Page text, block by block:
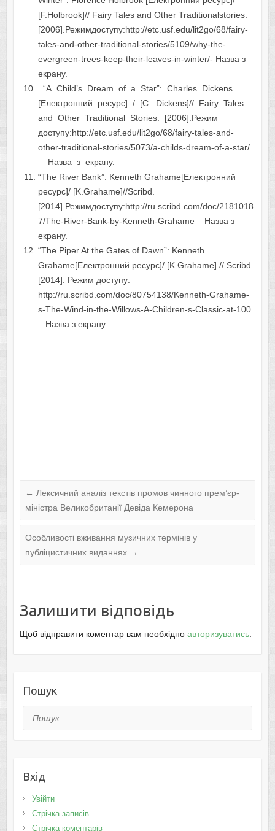
[F.Holbrook]// Fairy Tales and Other Traditionalstories.
[2006].Режимдоступу:http://etc.usf.edu/lit2go/68/fairy-
tales-and-other-traditional-stories/5109/why-the-
evergreen-trees-keep-their-leaves-in-winter/- Назва з
екрану.
“A Child’s Dream of a Star”: Charles Dickens
[Електронний ресурс] / [С. Dickens]// Fairy Tales
and Other Traditional Stories. [2006].Режим
доступу:http://etc.usf.edu/lit2go/68/fairy-tales-and-
other-traditional-stories/5073/a-childs-dream-of-a-star/
– Назва з екрану.
“The River Bank”: Kenneth Grahame[Електронний
ресурс]/ [K.Grahame]//Scribd.
[2014].Режимдоступу:http://ru.scribd.com/doc/2181018
7/The-River-Bank-by-Kenneth-Grahame – Назва з
екрану.
“The Piper At the Gates of Dawn”: Kenneth
Grahame[Електронний ресурс]/ [K.Grahame] // Scribd.
[2014]. Режим доступу:
http://ru.scribd.com/doc/80754138/Kenneth-Grahame-
s-The-Wind-in-the-Willows-A-Children-s-Classic-at-100
– Назва з екрану.
← Лексичний аналіз текстів промов чинного прем’єр-
міністра Великобританії Девіда Кемерона
Особливості вживання музичних термінів у
публіцистичних виданнях →
Залишити відповідь
Щоб відправити коментар вам необхідно авторизуватись.
Пошук
Пошук
Вхід
Увійти
Стрічка записів
Стрічка коментарів